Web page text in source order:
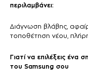
περιλαμβάνει:
Διάγνωση βλάβης,
τοποθέτηση νέου,
Γιατί να επιλέξεις ένα
του Samsung σου